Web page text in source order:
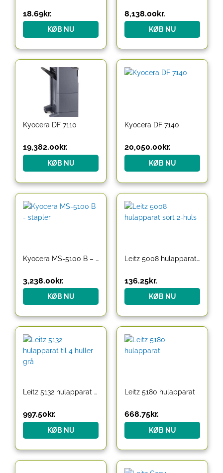
18.69kr.
KØB NU
8,138.00kr.
KØB NU
Kyocera DF 7110
19,382.00kr.
KØB NU
Kyocera DF 7140
20,050.00kr.
KØB NU
Kyocera MS-5100 B – stapler
3,238.00kr.
KØB NU
Leitz 5008 hulapparat sort 2-huls
136.25kr.
KØB NU
Leitz 5132 hulapparat til 4 huller grå
997.50kr.
KØB NU
Leitz 5180 hulapparat
668.75kr.
KØB NU